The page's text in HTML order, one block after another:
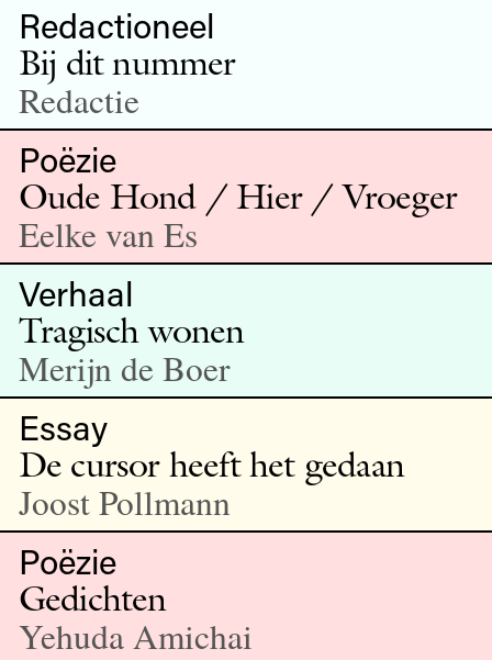
Redactioneel
Bij dit nummer
Redactie
Poëzie
Oude Hond / Hier / Vroeger
Eelke van Es
Verhaal
Tragisch wonen
Merijn de Boer
Essay
De cursor heeft het gedaan
Joost Pollmann
Poëzie
Gedichten
Yehuda Amichai